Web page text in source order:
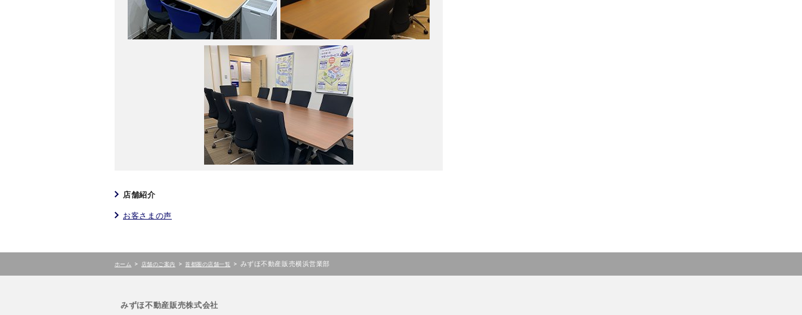
店舗紹介
お客さまの声
ホーム > 店舗のご案内 > 首都圏の店舗一覧 > みずほ不動産販売横浜営業部
みずほ不動産販売株式会社